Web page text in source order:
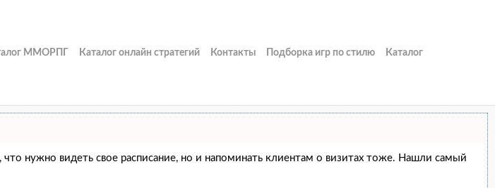
ММОРПГ Каталог онлайн стратегий Контакты Подборка игр по стилю Каталог
что нужно видеть свое расписание, но и напоминать клиентам о визитах тоже. Нашли самый